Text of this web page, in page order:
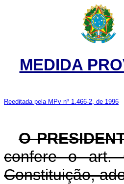
MEDIDA
Reeditada pela MPv nº 1.466-2, de 1996
O
confere o art.
Constituição,